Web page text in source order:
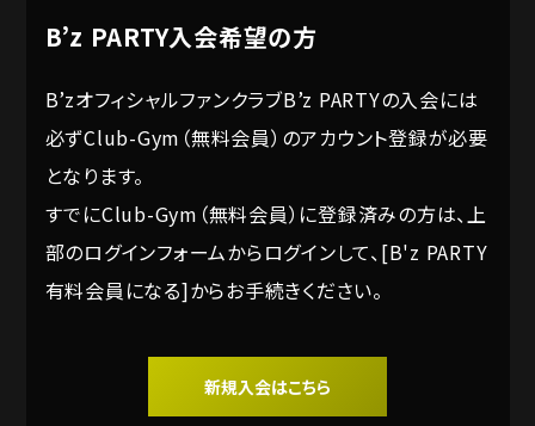
B’z PARTY入会希望の方
B’zオフィシャルファンクラブB’z PARTYの入会には
必ずClub-Gym（無料会員）のアカウント登録が必要
となります。
すでにClub-Gym（無料会員）に登録済みの方は、上
部のログインフォームからログインして、[B'z PARTY
有料会員になる]からお手続きください。
新規入会はこちら